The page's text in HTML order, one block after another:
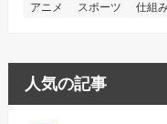
アニメ スポーツ 仕組
人気の記事